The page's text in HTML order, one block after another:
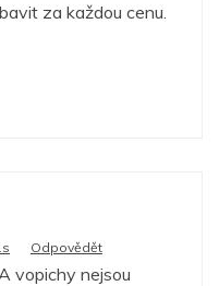
za každou cenu.
Odpovědět
vopichy nejsou